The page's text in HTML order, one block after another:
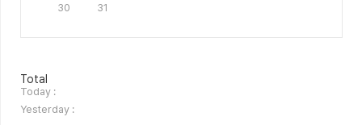
30
31
방
문
자
수
Total
Today :
Yesterday :